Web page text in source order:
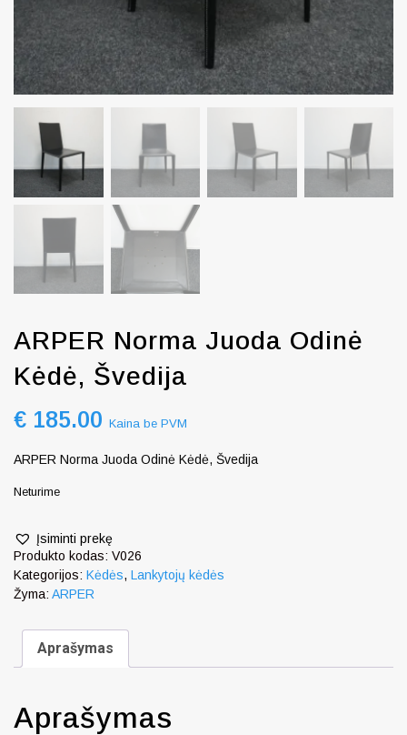
ARPER Norma Juoda Odinė
Kėdė, Švedija
€ 185.00 Kaina be PVM
ARPER Norma Juoda Odinė Kėdė, Švedija
Neturime
Įsiminti prekę
Produkto kodas: V026
Kategorijos: Kėdės, Lankytojų kėdės
Žyma: ARPER
Aprašymas
Aprašymas